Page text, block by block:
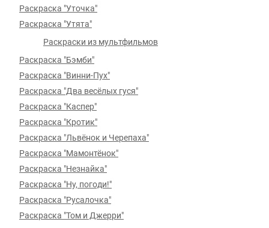
Раскраска "Уточка"
Раскраска "Утята"
Раскраски из мультфильмов
Раскраска "Бэмби"
Раскраска "Винни-Пух"
Раскраска "Два весёлых гуся"
Раскраска "Каспер"
Раскраска "Кротик"
Раскраска "Львёнок и Черепаха"
Раскраска "Мамонтёнок"
Раскраска "Незнайка"
Раскраска "Ну, погоди!"
Раскраска "Русалочка"
Раскраска "Том и Джерри"